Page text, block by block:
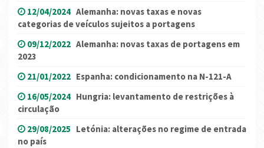
12/04/2024 Alemanha: novas taxas e novas
categorias de veículos sujeitos a portagens
09/12/2022 Alemanha: novas taxas de portagens em
2023
21/01/2022 Espanha: condicionamento na N-121-A
16/05/2024 Hungria: levantamento de restrições à
circulação
29/08/2025 Letónia: alterações no regime de entrada
no país